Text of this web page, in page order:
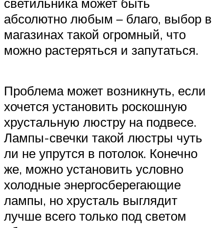
абсолютно любым – благо, выбор в
магазинах такой огромный, что
можно растеряться и запутаться.
Проблема может возникнуть, если
хочется установить роскошную
хрустальную люстру на подвесе.
Лампы-свечки такой люстры чуть
ли не упрутся в потолок. Конечно
же, можно установить условно
холодные энергосберегающие
лампы, но хрусталь выглядит
лучше всего только под светом